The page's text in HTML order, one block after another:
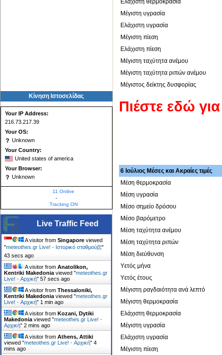
Κίνηση Ιστοσελίδας
Your IP Address:
216.73.217.39
Your OS:
Unknown
Your Country:
United states of america
Your Browser:
Unknown
11 Online
-
Tracking ON
Live Traffic Feed
A visitor fromSingapore viewed
"meteothes.gr Live! - Ιστορικό σταθμούβ¦"
45 secs ago
A visitor fromAnatolikon,
Kentriki Makedonia viewed "meteothes.gr
Live! - Αρχική"59 secs ago
A visitor fromThessaloniki,
Kentriki Makedonia viewed "meteothes.gr
Live! - Αρχική" 1 min ago
A visitor fromKozani, Dytiki
Makedonia viewed "meteothes.gr Live! -
Αρχική"2 mins ago
A visitor fromAthens, Attiki
viewed "meteothes.gr Live! - Αρχική"4
mins ago
Μέγιστη υγρασία
Ελάχιστη υγρασία
Μέγιστη πίεση
Ελάχιστη πίεση
Μέγιστη ταχύτητα ανέμου
Μέγιστη ταχύτητα ριπών ανέμου
Μέγιστος δείκτης δυσφορίας
Πιέστε εδώ
6 Ιούλιος Μέσες και Ακραίες τιμές
Μέση θερμοκρασία
Μέση υγρασία
Μέσο σημείο δρόσου
Μέσο βαρόμετρο
Μέση ταχύτητα ανέμου
Μέση ταχύτητα ριπών
Μέση διεύθυνση
Υετός μήνα
Υετός έτους
Μέγιστη ραγδαιότητα ανά λεπτό
Μέγιστη θερμοκρασία
Ελάχιστη θερμοκρασία
Μέγιστη υγρασία
Ελάχιστη υγρασία
Μέγιστη πίεση